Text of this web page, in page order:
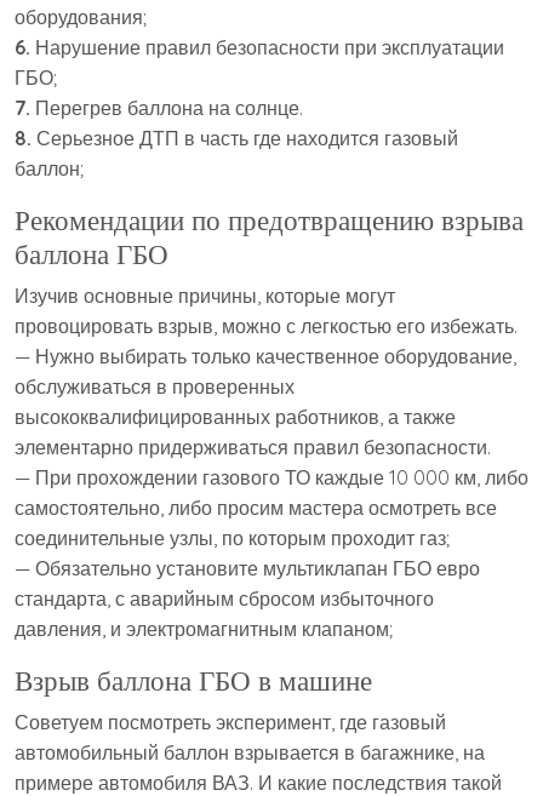
оборудования;
6. Нарушение правил безопасности при эксплуатации
ГБО;
7. Перегрев баллона на солнце.
8. Серьезное ДТП в часть где находится газовый
баллон;
Рекомендации по предотвращению взрыва
баллона ГБО
Изучив основные причины, которые могут
провоцировать взрыв, можно с легкостью его избежать.
— Нужно выбирать только качественное оборудование,
обслуживаться в проверенных
высококвалифицированных работников, а также
элементарно придерживаться правил безопасности.
— При прохождении газового ТО каждые 10 000 км, либо
самостоятельно, либо просим мастера осмотреть все
соединительные узлы, по которым проходит газ;
— Обязательно установите мультиклапан ГБО евро
стандарта, с аварийным сбросом избыточного
давления, и электромагнитным клапаном;
Взрыв баллона ГБО в машине
Советуем посмотреть эксперимент, где газовый
автомобильный баллон взрывается в багажнике, на
примере автомобиля ВАЗ. И какие последствия такой